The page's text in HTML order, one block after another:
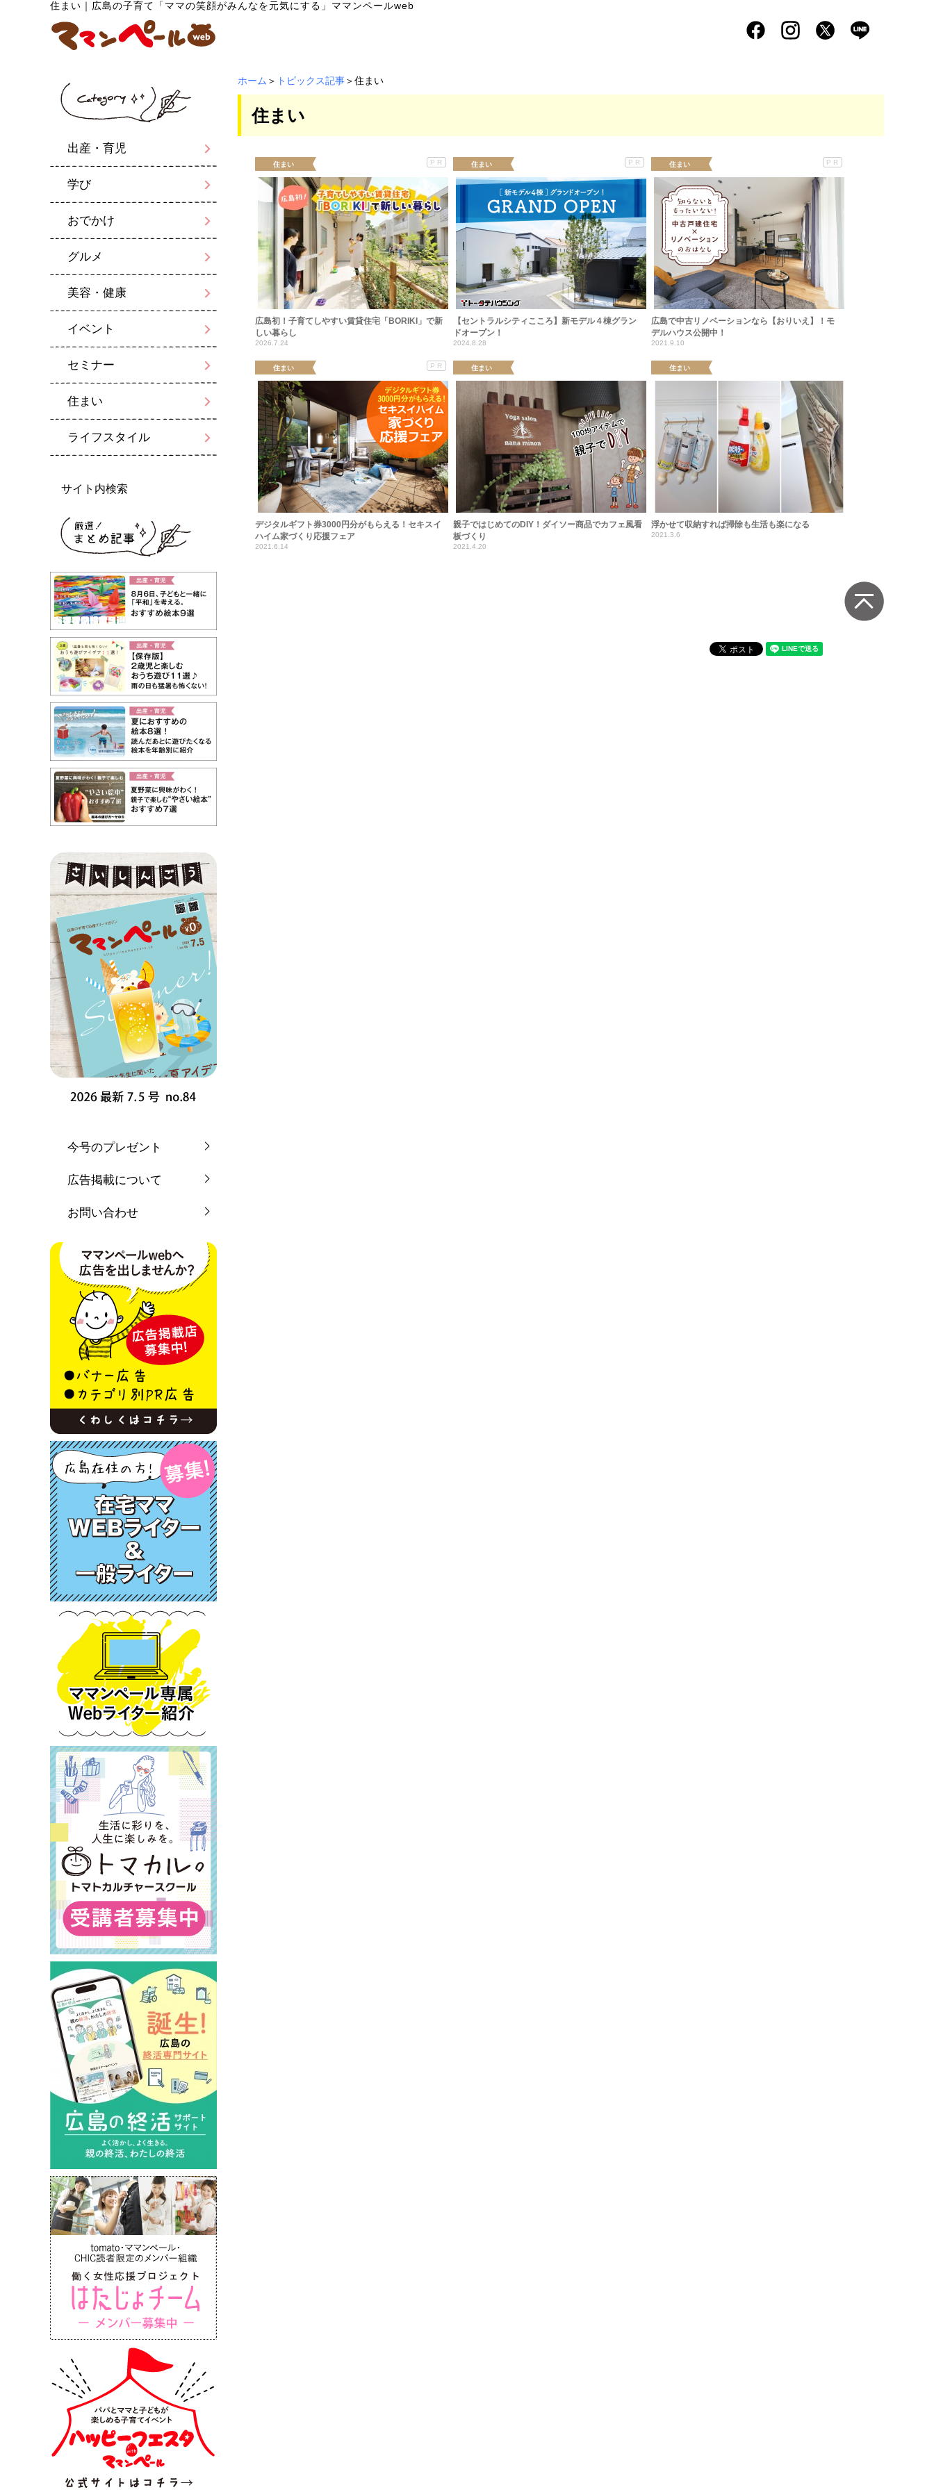
住まい ｜ 広島の子育て「ママの笑顔がみんなを元気にする」ママンペールweb
ホーム ＞ トピックス記事＞住まい
住まい
住まい PR
広島初！子育てしやすい賃貸住宅「BORIKI」で新
しい暮らし
2026.7.24
住まい PR
【セントラルシティこころ】新モデル４棟グラン
ドオープン！
2024.8.28
住まい PR
広島で中古リノベーションなら【おりいえ】！モ
デルハウス公開中！
2021.9.10
住まい PR
デジタルギフト券3000円分がもらえる！セキスイ
ハイム家づくり応援フェア
2021.6.14
住まい
親子ではじめてのDIY！ダイソー商品でカフェ風看
板づくり
2021.4.20
住まい
浮かせて収納すれば掃除も生活も楽になる
2021.3.6
出産・育児
学び
おでかけ
グルメ
美容・健康
イベント
セミナー
住まい
ライフスタイル
サイト内検索
今号のプレゼント
広告掲載について
お問い合わせ